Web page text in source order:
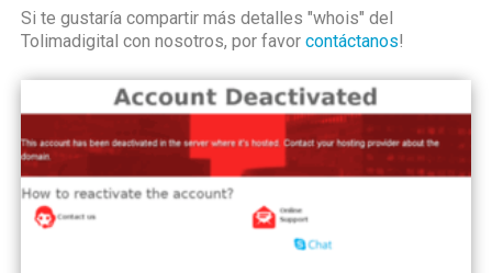
Si te gustaría compartir más detalles "whois" del
Tolimadigital con nosotros, por favor contáctanos!